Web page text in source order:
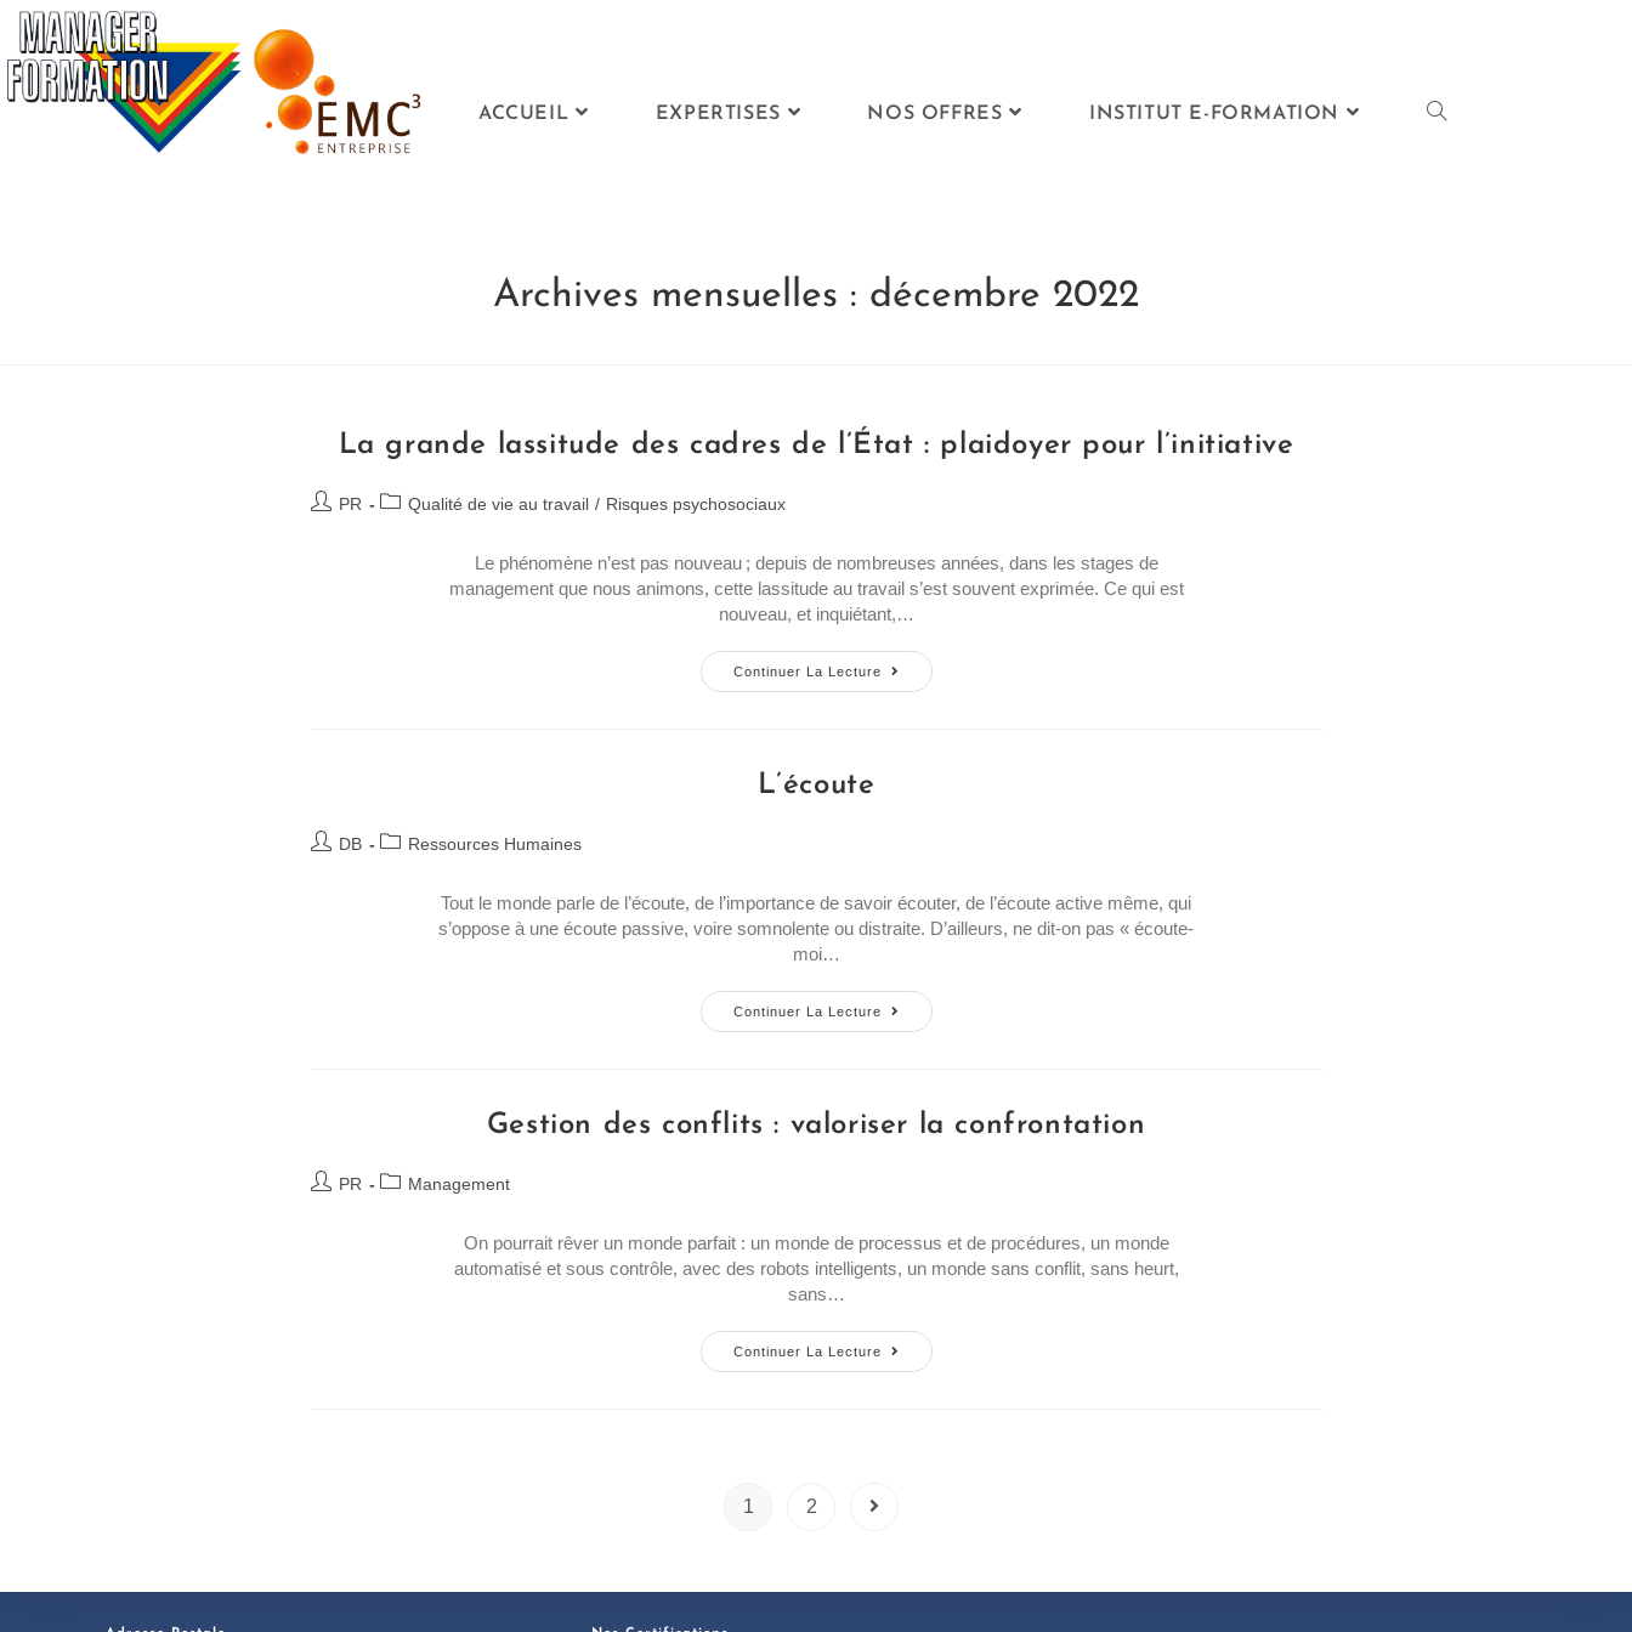
ACCUEIL EXPERTISES NOS OFFRES INSTITUT E-FORMATION
Archives mensuelles : décembre 2022
La grande lassitude des cadres de l’État : plaidoyer pour l’initiative
PR Qualité de vie au travail / Risques psychosociaux
Le phénomène n’est pas nouveau ; depuis de nombreuses années, dans les stages de
management que nous animons, cette lassitude au travail s’est souvent exprimée. Ce qui est
nouveau, et inquiétant,…
Continuer La Lecture
L’écoute
DB Ressources Humaines
Tout le monde parle de l’écoute, de l’importance de savoir écouter, de l’écoute active même, qui
s’oppose à une écoute passive, voire somnolente ou distraite. D’ailleurs, ne dit-on pas « écoute-
moi…
Continuer La Lecture
Gestion des conflits : valoriser la confrontation
PR Management
On pourrait rêver un monde parfait : un monde de processus et de procédures, un monde
automatisé et sous contrôle, avec des robots intelligents, un monde sans conflit, sans heurt,
sans…
Continuer La Lecture
1 2